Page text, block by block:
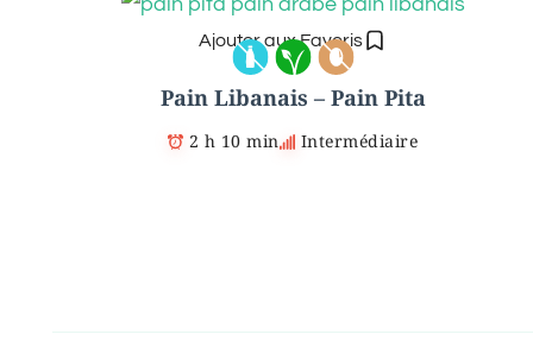
Ajouter aux Favoris
Pain Libanais – Pain Pita
2 h 10 min Intermédiaire